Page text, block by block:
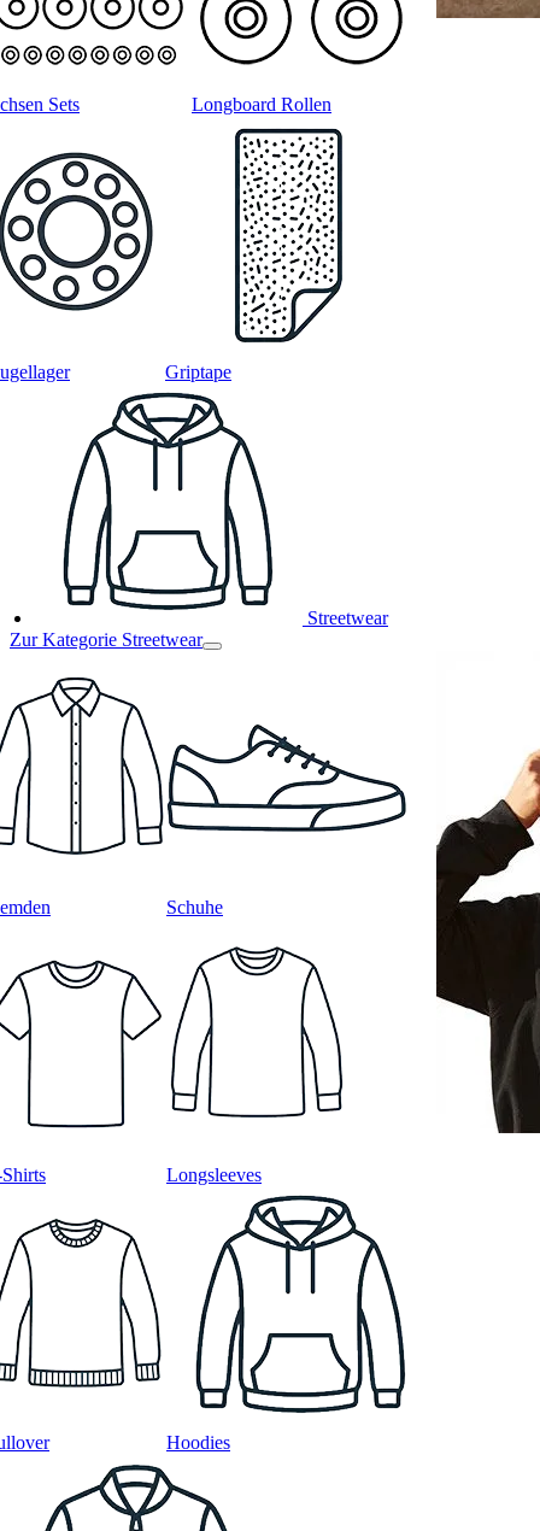
Sets Longboard Rollen
Griptape
Streetwear
Zur Kategorie Streetwear
Schuhe
Longsleeves
Hoodies